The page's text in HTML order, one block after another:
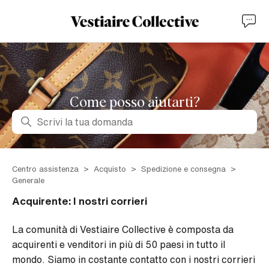
Come posso aiutarti?
Ricerca
Centro assistenza Acquisto
Spedizione e consegna
Generale
Acquirente: I nostri corrieri
La comunità di Vestiaire Collective è composta da
acquirenti e venditori in più di 50 paesi in tutto il
mondo. Siamo in costante contatto con i nostri corrieri